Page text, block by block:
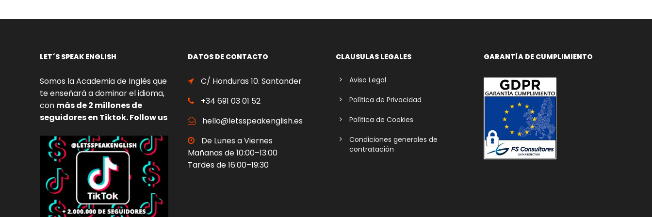
LET´S SPEAK ENGLISH
Somos la Academia de Inglés que
te enseñará a dominar el idioma,
con más de 2 millones de
seguidores en Tiktok. Follow us
DATOS DE CONTACTO
C/ Honduras 10. Santander
+34 691 03 01 52
hello@letsspeakenglish.es
De Lunes a Viernes
Mañanas de 10:00–13:00
Tardes de 16:00–19:30
CLAUSULAS LEGALES
Aviso Legal
Política de Privacidad
Política de Cookies
Condiciones generales de
contratación
GARANTÍA DE CUMPLIMIENTO